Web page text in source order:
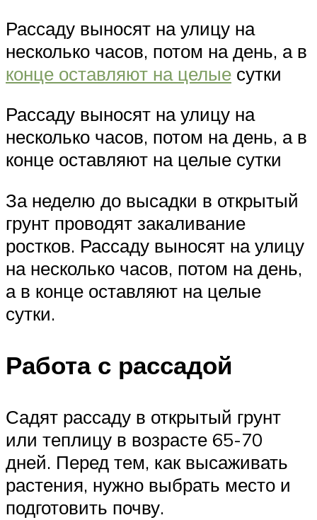
Рассаду выносят на улицу на
несколько часов, потом на день, а в
конце оставляют на целые сутки
Рассаду выносят на улицу на
несколько часов, потом на день, а в
конце оставляют на целые сутки
За неделю до высадки в открытый
грунт проводят закаливание
ростков. Рассаду выносят на улицу
на несколько часов, потом на день,
а в конце оставляют на целые
сутки.
Работа с рассадой
Садят рассаду в открытый грунт
или теплицу в возрасте 65-70
дней. Перед тем, как высаживать
растения, нужно выбрать место и
подготовить почву.